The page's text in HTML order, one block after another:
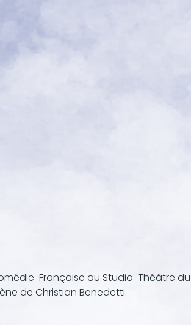
Française au Studio-Théâtre
de Christian Benedetti.